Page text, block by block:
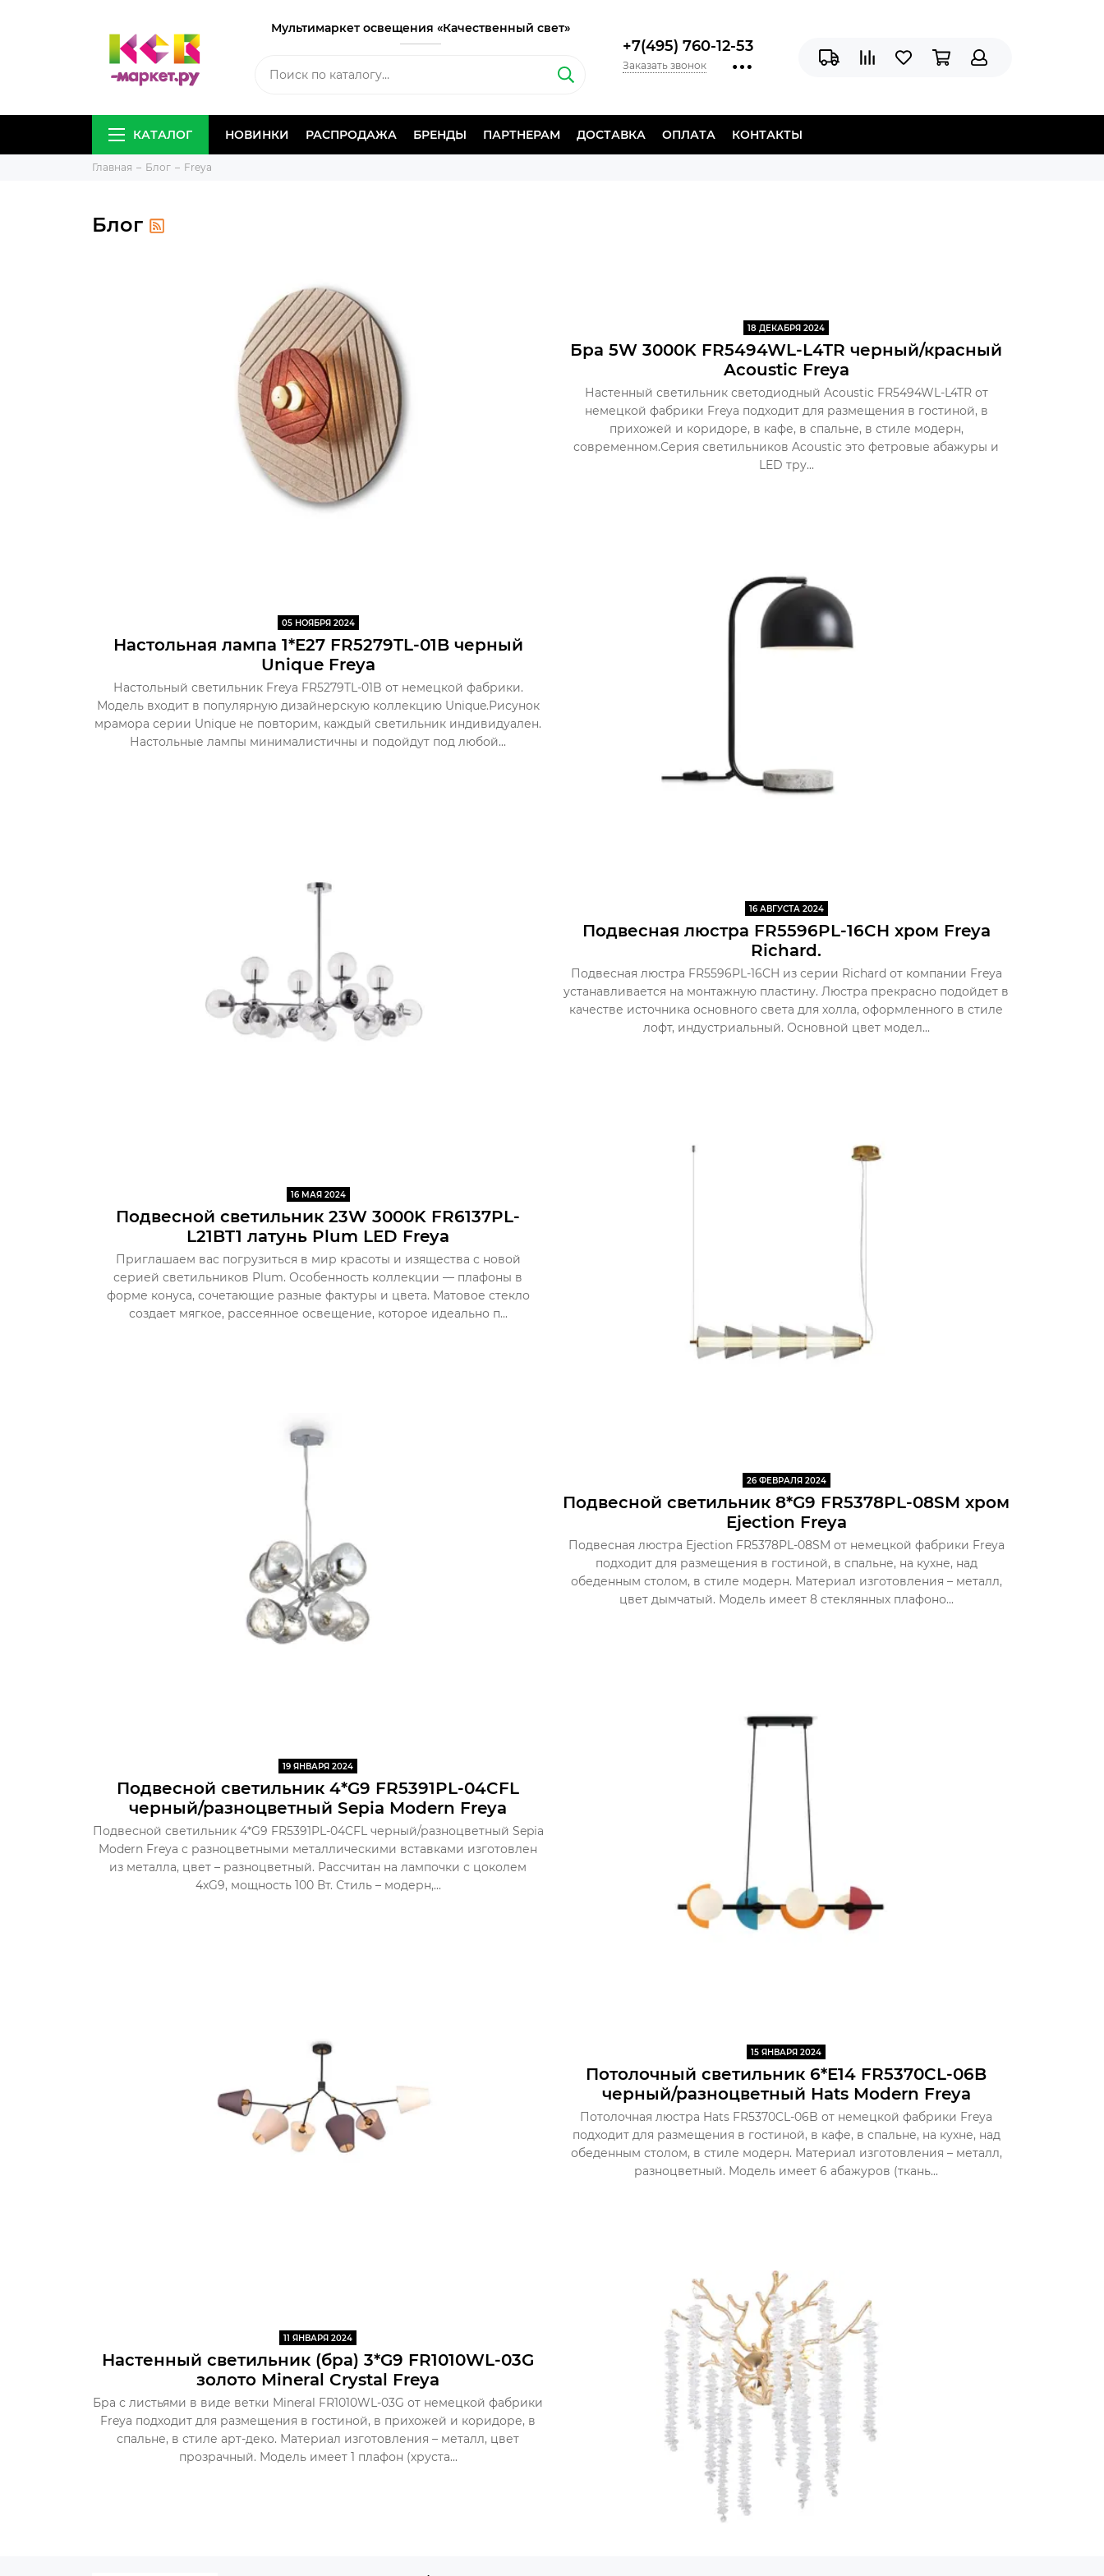
Мультимаркет освещения «Качественный свет»
+7(495) 760-12-53
Заказать звонок
КАТАЛОГ НОВИНКИ РАСПРОДАЖА БРЕНДЫ ПАРТНЕРАМ ДОСТАВКА ОПЛАТА КОНТАКТЫ
Главная Блог Freya
Блог
18 ДЕКАБРЯ 2024
Бра 5W 3000K FR5494WL-L4TR черный/красный
Acoustic Freya
Настенный светильник светодиодный Acoustic FR5494WL-L4TR от
немецкой фабрики Freya подходит для размещения в гостиной, в
прихожей и коридоре, в кафе, в спальне, в стиле модерн,
современном.Серия светильников Acoustic это фетровые абажуры и
LED тру...
05 НОЯБРЯ 2024
Настольная лампа 1*E27 FR5279TL-01B черный
Unique Freya
Настольный светильник Freya FR5279TL-01B от немецкой фабрики.
Модель входит в популярную дизайнерскую коллекцию Unique.Рисунок
мрамора серии Unique не повторим, каждый светильник индивидуален.
Настольные лампы минималистичны и подойдут под любой...
16 АВГУСТА 2024
Подвесная люстра FR5596PL-16CH хром Freya
Richard.
Подвесная люстра FR5596PL-16CH из серии Richard от компании Freya
устанавливается на монтажную пластину. Люстра прекрасно подойдет в
качестве источника основного света для холла, оформленного в стиле
лофт, индустриальный. Основной цвет модел...
16 МАЯ 2024
Подвесной светильник 23W 3000K FR6137PL-
L21BT1 латунь Plum LED Freya
Приглашаем вас погрузиться в мир красоты и изящества с новой
серией светильников Plum. Особенность коллекции — плафоны в
форме конуса, сочетающие разные фактуры и цвета. Матовое стекло
создает мягкое, рассеянное освещение, которое идеально п...
26 ФЕВРАЛЯ 2024
Подвесной светильник 8*G9 FR5378PL-08SM хром
Ejection Freya
Подвесная люстра Ejection FR5378PL-08SM от немецкой фабрики Freya
подходит для размещения в гостиной, в спальне, на кухне, над
обеденным столом, в стиле модерн. Материал изготовления – металл,
цвет дымчатый. Модель имеет 8 стеклянных плафоно...
19 ЯНВАРЯ 2024
Подвесной светильник 4*G9 FR5391PL-04CFL
черный/разноцветный Sepia Modern Freya
Подвесной светильник 4*G9 FR5391PL-04CFL черный/разноцветный Sepia
Modern Freya с разноцветными металлическими вставками изготовлен
из металла, цвет – разноцветный. Рассчитан на лампочки с цоколем
4xG9, мощность 100 Вт. Стиль – модерн,...
15 ЯНВАРЯ 2024
Потолочный светильник 6*E14 FR5370CL-06B
черный/разноцветный Hats Modern Freya
Потолочная люстра Hats FR5370CL-06B от немецкой фабрики Freya
подходит для размещения в гостиной, в кафе, в спальне, на кухне, над
обеденным столом, в стиле модерн. Материал изготовления – металл,
разноцветный. Модель имеет 6 абажуров (ткань...
11 ЯНВАРЯ 2024
Настенный светильник (бра) 3*G9 FR1010WL-03G
золото Mineral Crystal Freya
Бра с листьями в виде ветки Mineral FR1010WL-03G от немецкой фабрики
Freya подходит для размещения в гостиной, в прихожей и коридоре, в
спальне, в стиле арт-деко. Материал изготовления – металл, цвет
прозрачный. Модель имеет 1 плафон (хруста...